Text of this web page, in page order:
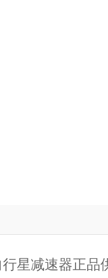
星减速器正品